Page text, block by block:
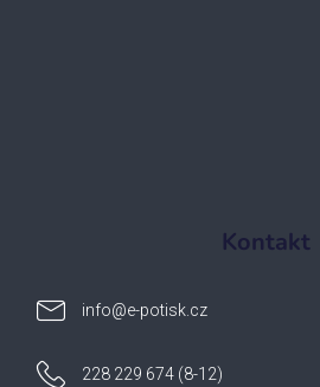
Kontakt
info@e-potisk.cz
228 229 674 (8-12)